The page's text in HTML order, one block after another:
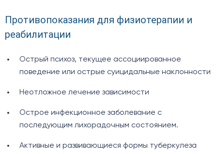
Противопоказания для физиотерапии и
реабилитации
Острый психоз, текущее ассоциированное
поведение или острые суицидальные наклонности
Неотложное лечение зависимости
Острое инфекционное заболевание с
последующим лихорадочным состоянием.
Активные и развивающиеся формы туберкулеза